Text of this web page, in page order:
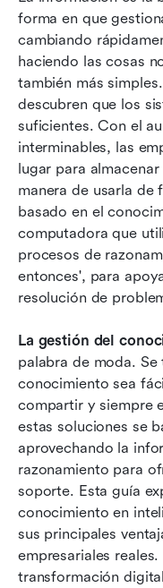
forma en que
cambiando
haciendo las cosas
también más
descubren que los
suficientes. Con el
interminables, las
lugar para
manera de usarla de
basado en el
computadora que
procesos de
entonces', para
resolución de
La gestión del
palabra de moda.
conocimiento sea
compartir y siempre
estas soluciones se
aprovechando la
razonamiento para
soporte. Esta guía
conocimiento en
sus principales
empresariales
transformación
Los 8 principales
base de
Mejores prácticas
conocimientos en
Conclusión
Preguntas
Lectura